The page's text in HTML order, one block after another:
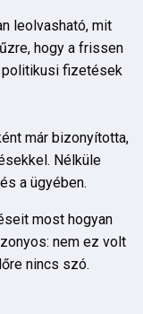
leolvasható, mit
hogy a frissen
politikusi fizetések
már bizonyította,
Nélküle
a ügyében.
most hogyan
nem ez volt
nincs szó.